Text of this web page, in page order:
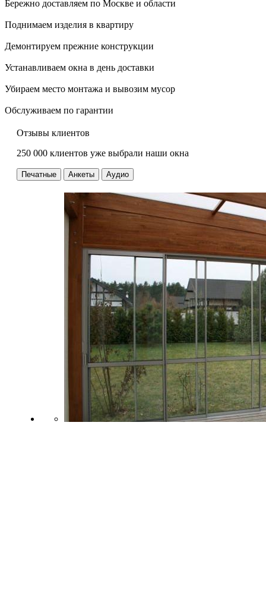
Бережно доставляем по Москве и области
Поднимаем изделия в квартиру
Демонтируем прежние конструкции
Устанавливаем окна в день доставки
Убираем место монтажа и вывозим мусор
Обслуживаем по гарантии
Отзывы клиентов
250 000 клиентов уже выбрали наши окна
Печатные Анкеты Аудио